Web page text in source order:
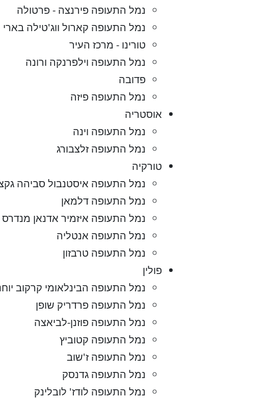
נמל התעופה פירנצה - פרטולה
נמל התעופה קארול ווג'טילה בארי
טורינו - מרכז העיר
נמל התעופה וילפרנקה ורונה
פדובה
נמל התעופה פיזה
אוסטריה
נמל התעופה וינה
נמל התעופה זלצבורג
טורקיה
נמל התעופה איסטנבול סביהה
נמל התעופה דלמאן
נמל התעופה איזמיר אדנאן מנדרס
נמל התעופה אנטליה
נמל התעופה טרבזון
פולין
נמל התעופה הבינלאומי קרקוב
נמל התעופה פרדריק שופן
נמל התעופה פוזנן-לביאצה
נמל התעופה קטוביץ
נמל התעופה ז'שוב
נמל התעופה גדנסק
נמל התעופה לודז' לובלינק